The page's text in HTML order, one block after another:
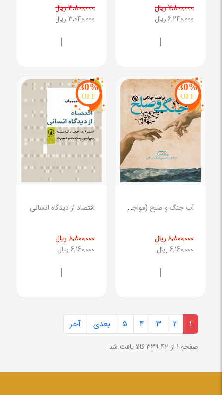
7,800,000 ریال
6,240,000 ریال
|
3,800,000 ریال
3,040,000 ریال
|
30%
OFF
آب جنگ و صلح (مواجهه با بحران جهانی آب )
8,800,000 ریال
6,160,000 ریال
|
30%
OFF
اقتصاد از دیدگاه انسانی
8,800,000 ریال
6,160,000 ریال
|
1
2
3
4
5 بعدی آخر
صفحه 1 از 43 339 کالا یافت شد